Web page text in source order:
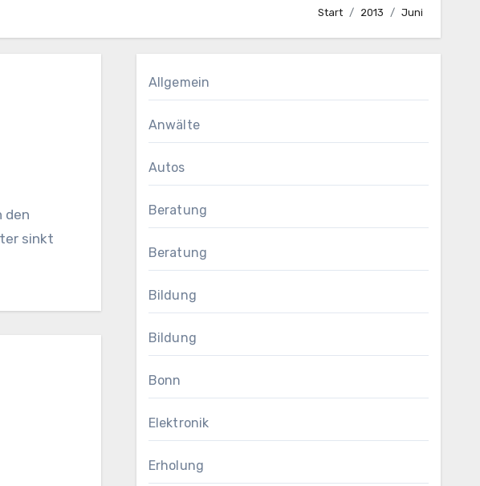
Start 2013 Juni
den
sinkt
Allgemein
Anwälte
Autos
Beratung
Beratung
Bildung
Bildung
Bonn
Elektronik
Erholung